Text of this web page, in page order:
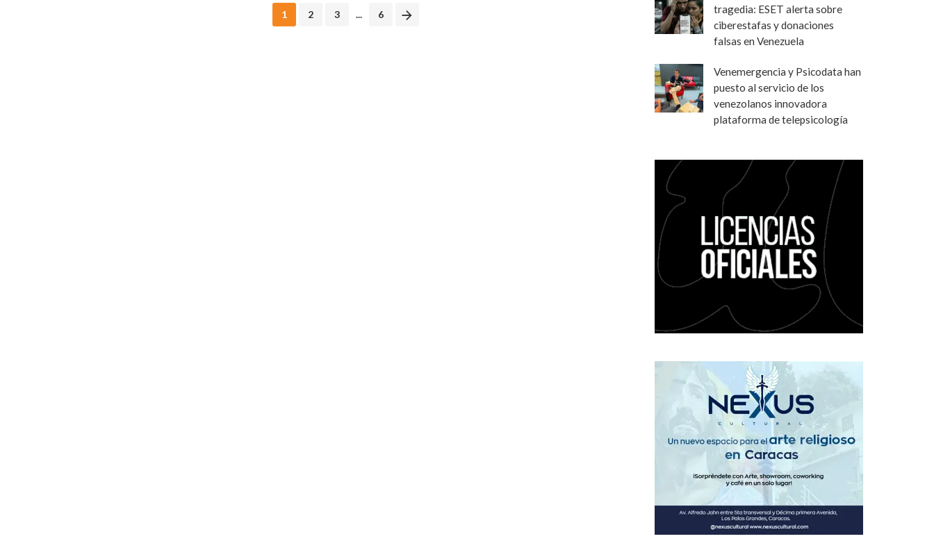
1 2 3 ... 6
tragedia: ESET alerta sobre
ciberestafas y donaciones
falsas en Venezuela
Venemergencia y Psicodata han
puesto al servicio de los
venezolanos innovadora
plataforma de telepsicología